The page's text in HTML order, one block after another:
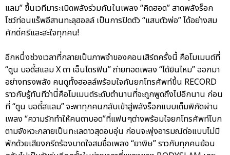
แลม” ขึ้นเวทีมาระเบิดพลังร่วมกันในเพลง “คิดฮอด” สาดพลังร็อก
โชว์ท่อนแร็พอีสานทะลุฮอลล์ เป็นการปิดตัว “แสบตัวพ่อ” ได้อย่างสม
ศักดิ์ศรีและสะใจทุกคน!
อีกหนึ่งช่วงเวลาที่กลายเป็นภาพจำของคอนเสิร์ตครั้งนี้ คือโมเมนต์ที่
“ตูน บอดี้สแลม X ดา เอ็นโดรฟิน” ถ่ายทอดเพลง “ได้ยินไหม” ออกมา
อย่างทรงพลัง คนดูทั้งฮอลล์พร้อมใจกันยกโทรศัพท์ขึ้น RECORD
ราวกับรู้ทันทีว่านี่คือโมเมนต์ระดับตำนานที่จะถูกพูดถึงไปอีกนาน ก่อน
ที่ “ตูน บอดี้สแลม” จะพาทุกคนกลับเข้าสู่พลังร็อกแบบเต็มพิกัดผ่าน
เพลง “ความรักทำให้คนตาบอด”ที่แฟนๆต่างพร้อมใจยกโทรศัพท์โบก
ตามจังหวะกลายเป็นทะเลดาวสุดอบอุ่น ก่อนจะพุ่งอารมณ์ต่อแบบไม่มี
พักด้วยเสียงกรีดร้องบาดใจสมชื่อเพลง “ยาพิษ” ราวกับทุกคนย้อน